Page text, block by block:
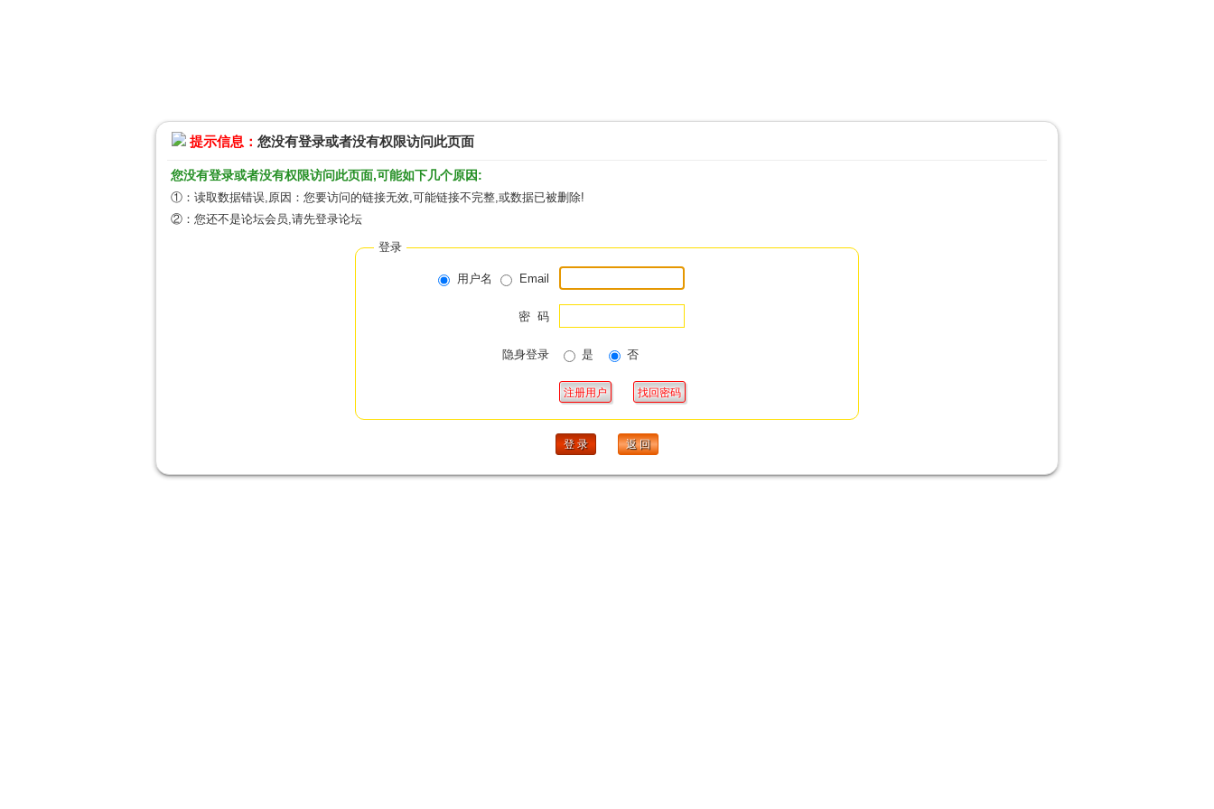
提示信息： 您没有登录或者没有权限访问此页面
您没有登录或者没有权限访问此页面,可能如下几个原因:
①：读取数据错误,原因：您要访问的链接无效,可能链接不完整,或数据已被删除!
②：您还不是论坛会员,请先登录论坛
登录
用户名 Email
密 码
隐身登录 是 否